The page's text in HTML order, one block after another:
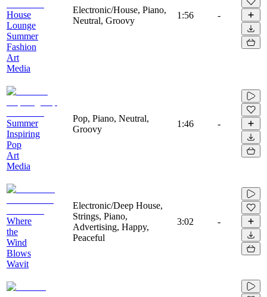
House
Lounge
Summer
Fashion
Art
Media
Electronic/House, Piano,
Neutral, Groovy
1:56 -
Summer
Inspiring
Pop
Art
Media
Pop, Piano, Neutral,
Groovy
1:46 -
Where
the
Wind
Blows
Wavit
Electronic/Deep House,
Strings, Piano,
Advertising, Happy,
Peaceful
3:02 -